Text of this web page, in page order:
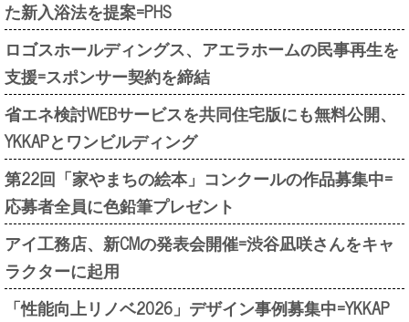
た新入浴法を提案=PHS
ロゴスホールディングス、アエラホームの民事再生を
支援=スポンサー契約を締結
省エネ検討WEBサービスを共同住宅版にも無料公開、
YKKAPとワンビルディング
第22回「家やまちの絵本」コンクールの作品募集中=
応募者全員に色鉛筆プレゼント
アイ工務店、新CMの発表会開催=渋谷凪咲さんをキャ
ラクターに起用
「性能向上リノベ2026」デザイン事例募集中=YKKAP